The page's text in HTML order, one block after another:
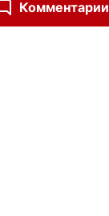
Комментарии